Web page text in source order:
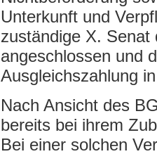
Unterkunft und
zuständige X.
angeschlossen und
Ausgleichszahlung
Nach Ansicht des
bereits bei ihrem
Bei einer solchen